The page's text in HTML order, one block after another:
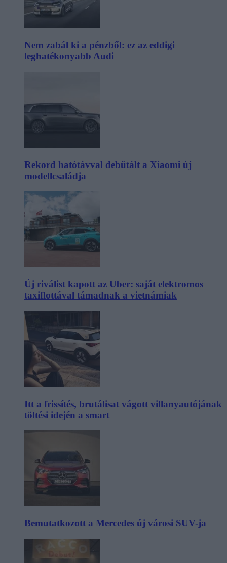
Nem zabál ki a pénzből: ez az eddigi
leghatékonyabb Audi
Rekord hatótávval debütált a Xiaomi új
modellcsaládja
Új riválist kapott az Uber: saját elektromos
taxiflottával támadnak a vietnámiak
Itt a frissítés, brutálisat vágott villanyautójának
töltési idején a smart
Bemutatkozott a Mercedes új városi SUV-ja